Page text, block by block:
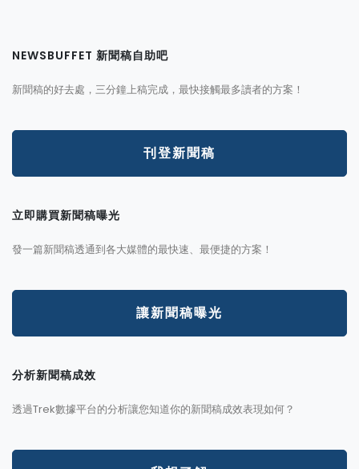
NEWSBUFFET 新聞稿自助吧
新聞稿的好去處，三分鐘上稿完成，最快接觸最多讀者的方案！
刊登新聞稿
立即購買新聞稿曝光
發一篇新聞稿透通到各大媒體的最快速、最便捷的方案！
讓新聞稿曝光
分析新聞稿成效
透過Trek數據平台的分析讓您知道你的新聞稿成效表現如何？